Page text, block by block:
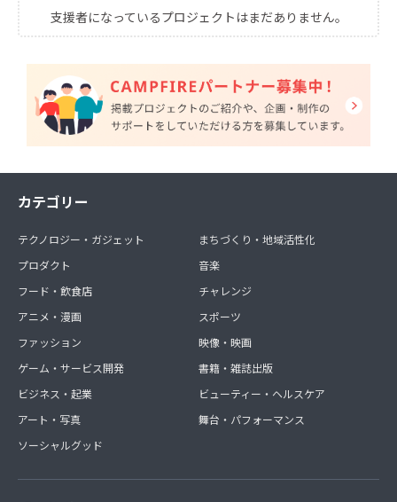
支援者になっているプロジェクトはまだありません。
カテゴリー
テクノロジー・ガジェット
プロダクト
フード・飲食店
アニメ・漫画
ファッション
ゲーム・サービス開発
ビジネス・起業
アート・写真
ソーシャルグッド
まちづくり・地域活性化
音楽
チャレンジ
スポーツ
映像・映画
書籍・雑誌出版
ビューティー・ヘルスケア
舞台・パフォーマンス